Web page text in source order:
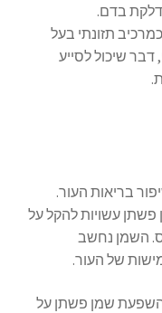
בדם.
תזונתי בעל
שיכול לסייע
בריאות העור.
פשתן עשויות להקל על
השמן נחשב
של העור.
בחן את השפעת שמן פשתן על